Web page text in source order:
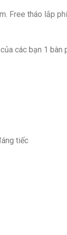
tháo lắp
các bạn 1
tiếc